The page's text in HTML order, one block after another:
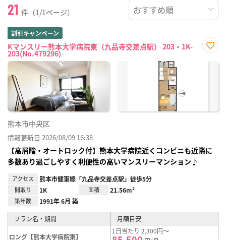
21 件（1/1ページ）
割引キャンペーン
Kマンスリー熊本大学病院東（九品寺交差点駅） 203・1K-
203(No.479296)
に入
熊本市中央区
情報更新日 2026/08/09 16:38
【高層階・オートロック付】熊本大学病院近くコンビニも近隣に
多数あり過ごしやすく利便性の高いマンスリーマンション♪
アクセス 熊本市健軍線「九品寺交差点駅」徒歩5分
間取り 1K 面積 21.56m²
築年数 1991年 6月 築
プラン名・期間 月額目安
ロング【熊本大学病院東】
1日当たり 2,300円～